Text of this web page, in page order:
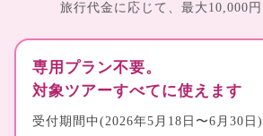
旅行代金に応じて、最大10,000
専用プラン不要。
対象ツアーすべてに使えます
受付期間中(2026年5月18日〜6月30日